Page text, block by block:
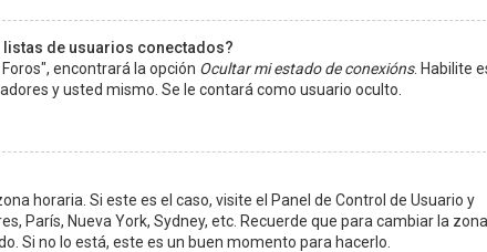
de usuarios conectados?
encontrará la opción Ocultar mi estado de conexións. Habilite
y usted mismo. Se le contará como usuario oculto.
horaria. Si este es el caso, visite el Panel de Control de Usuario y
París, Nueva York, Sydney, etc. Recuerde que para cambiar la zona
Si no lo está, este es un buen momento para hacerlo.